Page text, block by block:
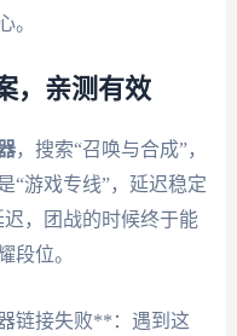
。
，亲测有效
，搜索“召唤与合成”，
“游戏专线”，延迟稳定
迟，团战的时候终于能
段位。
链接失败**：遇到这